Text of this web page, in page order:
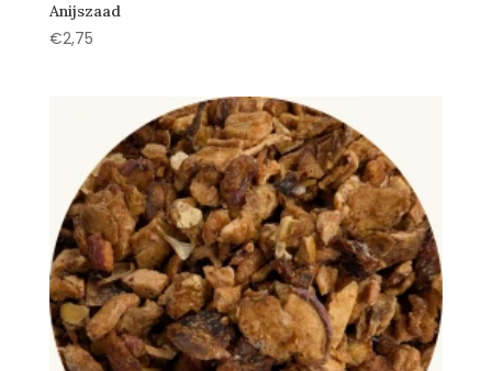
Anijszaad
€2,75